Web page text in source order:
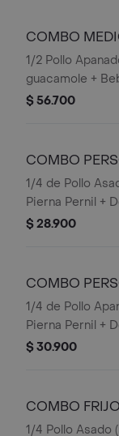
COMBO
APANADO
1/2 Pollo
guacamole +
Botella.
$ 56.700
COMBO
1/4 de Pollo
Pierna Pernil +
Francesa o
$ 28.900
COMBO
1/4 de Pollo
Pierna Pernil +
Francesa o
$ 30.900
COMBO
1/4 Pollo Asado